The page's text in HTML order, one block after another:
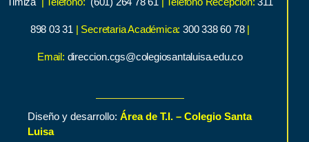
898 03 31 | Secretaria Académica:300 338 60 78 |
Email: direccion.cgs@colegiosantaluisa.edu.co
Diseño y desarrollo: Área de T.I. – Colegio Santa
Luisa